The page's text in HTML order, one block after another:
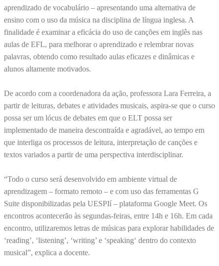
aprendizado de vocabulário – apresentando uma alternativa de
ensino com o uso da música na disciplina de língua inglesa. A
finalidade é examinar a eficácia do uso de canções em inglês nas
aulas de EFL, para melhorar o aprendizado e relembrar novas
palavras, obtendo como resultado aulas eficazes e dinâmicas e
alunos altamente motivados.
De acordo com a coordenadora da ação, professora Lara Ferreira, a
partir de leituras, debates e atividades musicais, aspira-se que o curso
possa ser um lócus de debates em que o ELT possa ser
implementado de maneira descontraída e agradável, ao tempo em
que interliga os processos de leitura, interpretação de canções e
textos variados a partir de uma perspectiva interdisciplinar.
“Todo o curso será desenvolvido em ambiente virtual de
aprendizagem – formato remoto – e com uso das ferramentas G
Suite disponibilizadas pela UESPIí – plataforma Google Meet. Os
encontros acontecerão às segundas-feiras, entre 14h e 16h. Em cada
encontro, utilizaremos letras de músicas para explorar habilidades de
‘reading’, ‘listening’, ‘writing’ e ‘speaking‘ dentro do contexto
musical”, explica a docente.